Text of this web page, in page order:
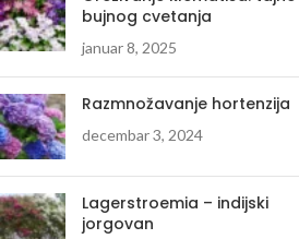
bujnog cvetanja
januar 8, 2025
Razmnožavanje hortenzija
decembar 3, 2024
Lagerstroemia – indijski
jorgovan